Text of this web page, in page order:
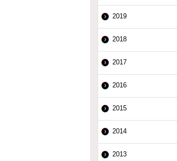
2019
2018
2017
2016
2015
2014
2013